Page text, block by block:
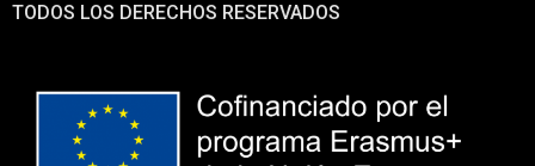
TODOS LOS DERECHOS RESERVADOS